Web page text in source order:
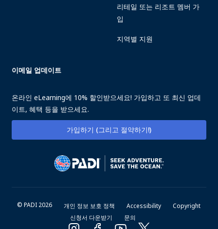
리테일 또는 리조트 멤버 가
입
지역별 지원
이메일 업데이트
온라인 eLearning에 10% 할인받으세요! 가입하고 또 최신 업데
이트, 혜택 등을 받으세요.
가입하기 (그리고 절약하기!)
© PADI 2026 개인 정보 보호 정책 Accessibility
Copyright
신청서 다운받기
문의